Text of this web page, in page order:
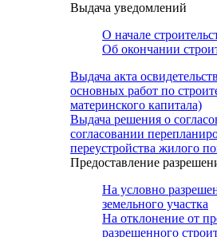
Выдача уведомлений
О начале
Об окончании
Выдача акта
основных работ по
материнского капитала)
Выдача решения о
согласовании
переустройства жилого
Предоставление
На условно
земельного участка
На отклонение от
разрешенного